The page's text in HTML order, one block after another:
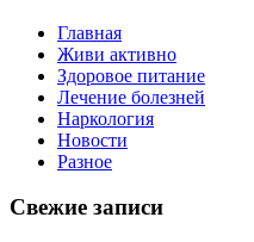
Главная
Живи активно
Здоровое питание
Лечение болезней
Наркология
Новости
Разное
Свежие записи